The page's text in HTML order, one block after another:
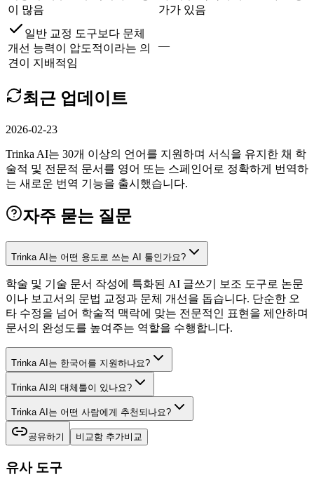
이 많음
가가 있음
일반 교정 도구보다 문체
개선 능력이 압도적이라는 의
견이 지배적임
—
최근 업데이트
2026-02-23
Trinka AI는 30개 이상의 언어를 지원하며 서식을 유지한 채 학
술적 및 전문적 문서를 영어 또는 스페인어로 정확하게 번역하
는 새로운 번역 기능을 출시했습니다.
자주 묻는 질문
Trinka AI는 어떤 용도로 쓰는 AI 툴인가요?
학술 및 기술 문서 작성에 특화된 AI 글쓰기 보조 도구로 논문
이나 보고서의 문법 교정과 문체 개선을 돕습니다. 단순한 오
타 수정을 넘어 학술적 맥락에 맞는 전문적인 표현을 제안하며
문서의 완성도를 높여주는 역할을 수행합니다.
Trinka AI는 한국어를 지원하나요?
Trinka AI의 대체툴이 있나요?
Trinka AI는 어떤 사람에게 추천되나요?
공유하기 비교함 추가비교
유사 도구